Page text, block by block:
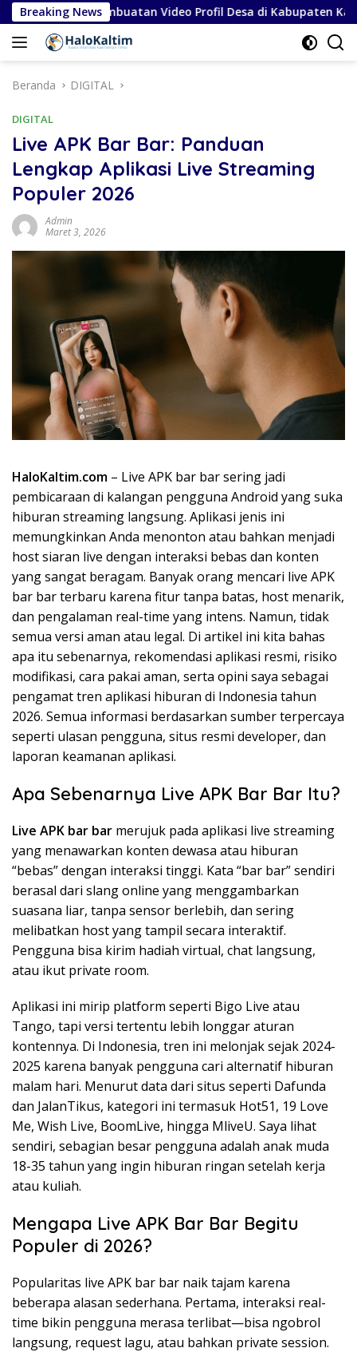
Langsung
ke
konten
Breaking News
Pembuatan Video Profil Desa di Kabupaten Karo
Beranda DIGITAL
DIGITAL
Live APK Bar Bar: Panduan
Lengkap Aplikasi Live Streaming
Populer 2026
Admin
Maret 3, 2026
HaloKaltim.com – Live APK bar bar sering jadi
pembicaraan di kalangan pengguna Android yang suka
hiburan streaming langsung. Aplikasi jenis ini
memungkinkan Anda menonton atau bahkan menjadi
host siaran live dengan interaksi bebas dan konten
yang sangat beragam. Banyak orang mencari live APK
bar bar terbaru karena fitur tanpa batas, host menarik,
dan pengalaman real-time yang intens. Namun, tidak
semua versi aman atau legal. Di artikel ini kita bahas
apa itu sebenarnya, rekomendasi aplikasi resmi, risiko
modifikasi, cara pakai aman, serta opini saya sebagai
pengamat tren aplikasi hiburan di Indonesia tahun
2026. Semua informasi berdasarkan sumber terpercaya
seperti ulasan pengguna, situs resmi developer, dan
laporan keamanan aplikasi.
Apa Sebenarnya Live APK Bar Bar Itu?
Live APK bar bar merujuk pada aplikasi live streaming
yang menawarkan konten dewasa atau hiburan
“bebas” dengan interaksi tinggi. Kata “bar bar” sendiri
berasal dari slang online yang menggambarkan
suasana liar, tanpa sensor berlebih, dan sering
melibatkan host yang tampil secara interaktif.
Pengguna bisa kirim hadiah virtual, chat langsung,
atau ikut private room.
Aplikasi ini mirip platform seperti Bigo Live atau
Tango, tapi versi tertentu lebih longgar aturan
kontennya. Di Indonesia, tren ini melonjak sejak 2024-
2025 karena banyak pengguna cari alternatif hiburan
malam hari. Menurut data dari situs seperti Dafunda
dan JalanTikus, kategori ini termasuk Hot51, 19 Love
Me, Wish Live, BoomLive, hingga MliveU. Saya lihat
sendiri, sebagian besar pengguna adalah anak muda
18-35 tahun yang ingin hiburan ringan setelah kerja
atau kuliah.
Mengapa Live APK Bar Bar Begitu
Populer di 2026?
Popularitas live APK bar bar naik tajam karena
beberapa alasan sederhana. Pertama, interaksi real-
time bikin pengguna merasa terlibat—bisa ngobrol
langsung, request lagu, atau bahkan private session.